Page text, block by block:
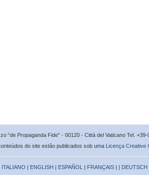
“de Propaganda Fide” - 00120 - Città del Vaticano Tel.
do site estão publicados sob uma Licença Creative
ITALIANO | ENGLISH | ESPAÑOL | FRANÇAIS | | DEUTSCH